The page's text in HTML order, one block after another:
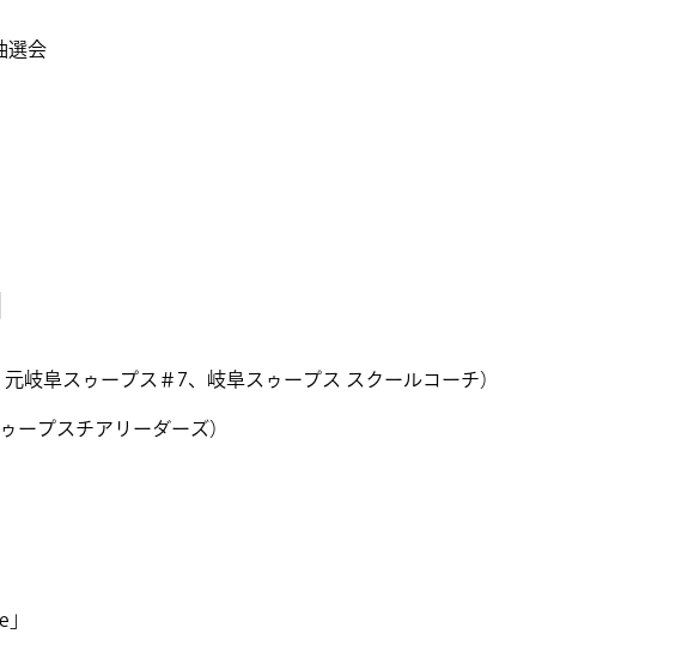
選会
岐阜スゥープス＃7、岐阜スゥープス スクールコーチ）
ープスチアリーダーズ）